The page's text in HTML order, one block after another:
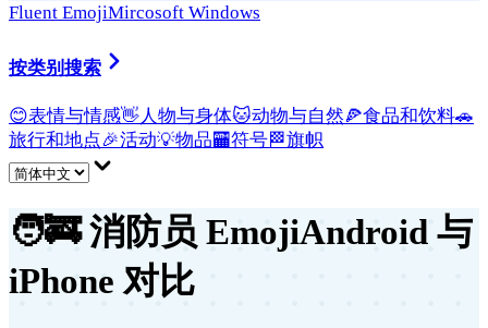
Fluent EmojiMircosoft Windows
按类别搜索
😊表情与情感👋 人物与身体🐱动物与自然🍕食品和饮料🚗
旅行和地点🎉活动💡物品🏧符号🏁旗帜
🧑‍🚒 消防员 EmojiAndroid 与
iPhone 对比